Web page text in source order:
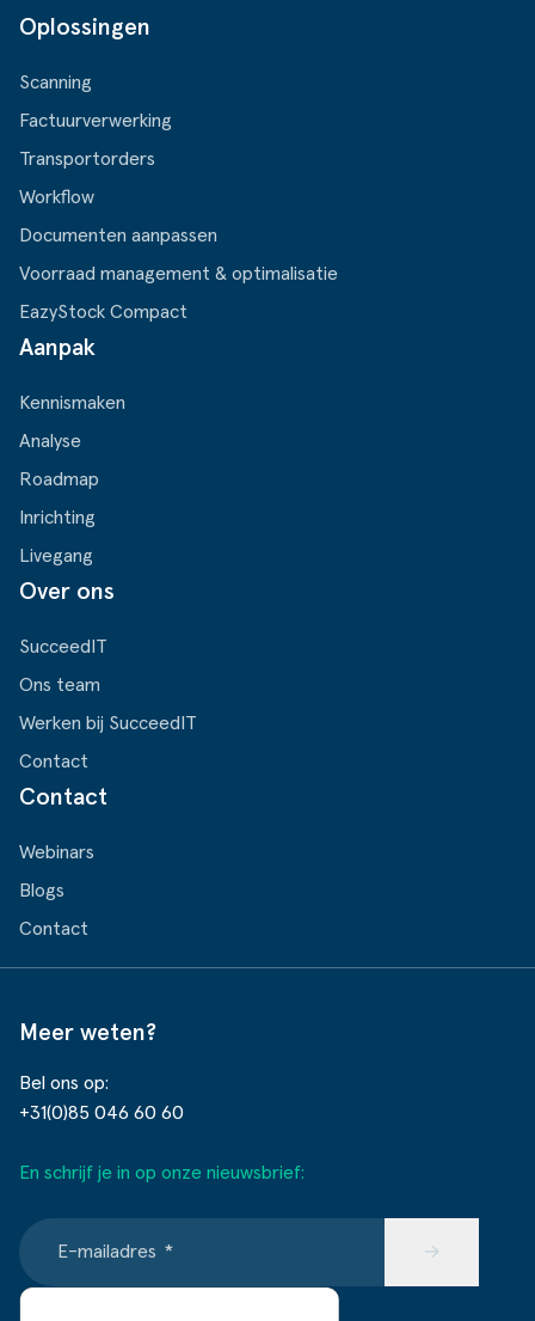
Oplossingen
Scanning
Factuurverwerking
Transportorders
Workflow
Documenten aanpassen
Voorraad management & optimalisatie
EazyStock Compact
Aanpak
Kennismaken
Analyse
Roadmap
Inrichting
Livegang
Over ons
SucceedIT
Ons team
Werken bij SucceedIT
Contact
Contact
Webinars
Blogs
Contact
Meer weten?
Bel ons op:
+31(0)85 046 60 60
En schrijf je in op onze nieuwsbrief:
E-mailadres * →